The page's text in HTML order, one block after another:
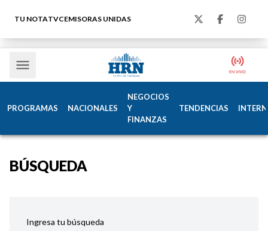
TU NOTATVCEMISORAS UNIDAS
PROGRAMAS NACIONALES
NEGOCIOS
Y
FINANZAS
TENDENCIAS
BÚSQUEDA
Ingresa tu búsqueda